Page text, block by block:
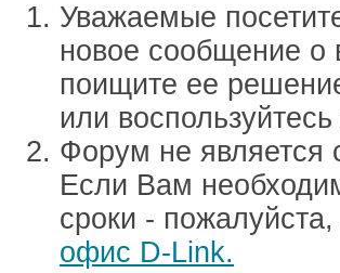
Уважаемые
новое сообщение о
поищите ее
или
Форум не является
Если Вам
сроки -
офис D-Link.